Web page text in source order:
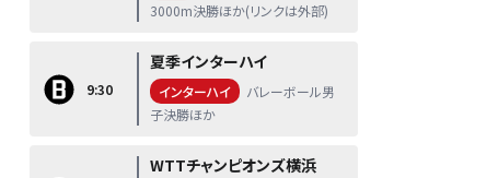
3000m決勝ほか(リンクは外部)
9:30
夏季インターハイ
インターハイ
バレーボール男
子決勝ほか
WTTチャンピオンズ横浜